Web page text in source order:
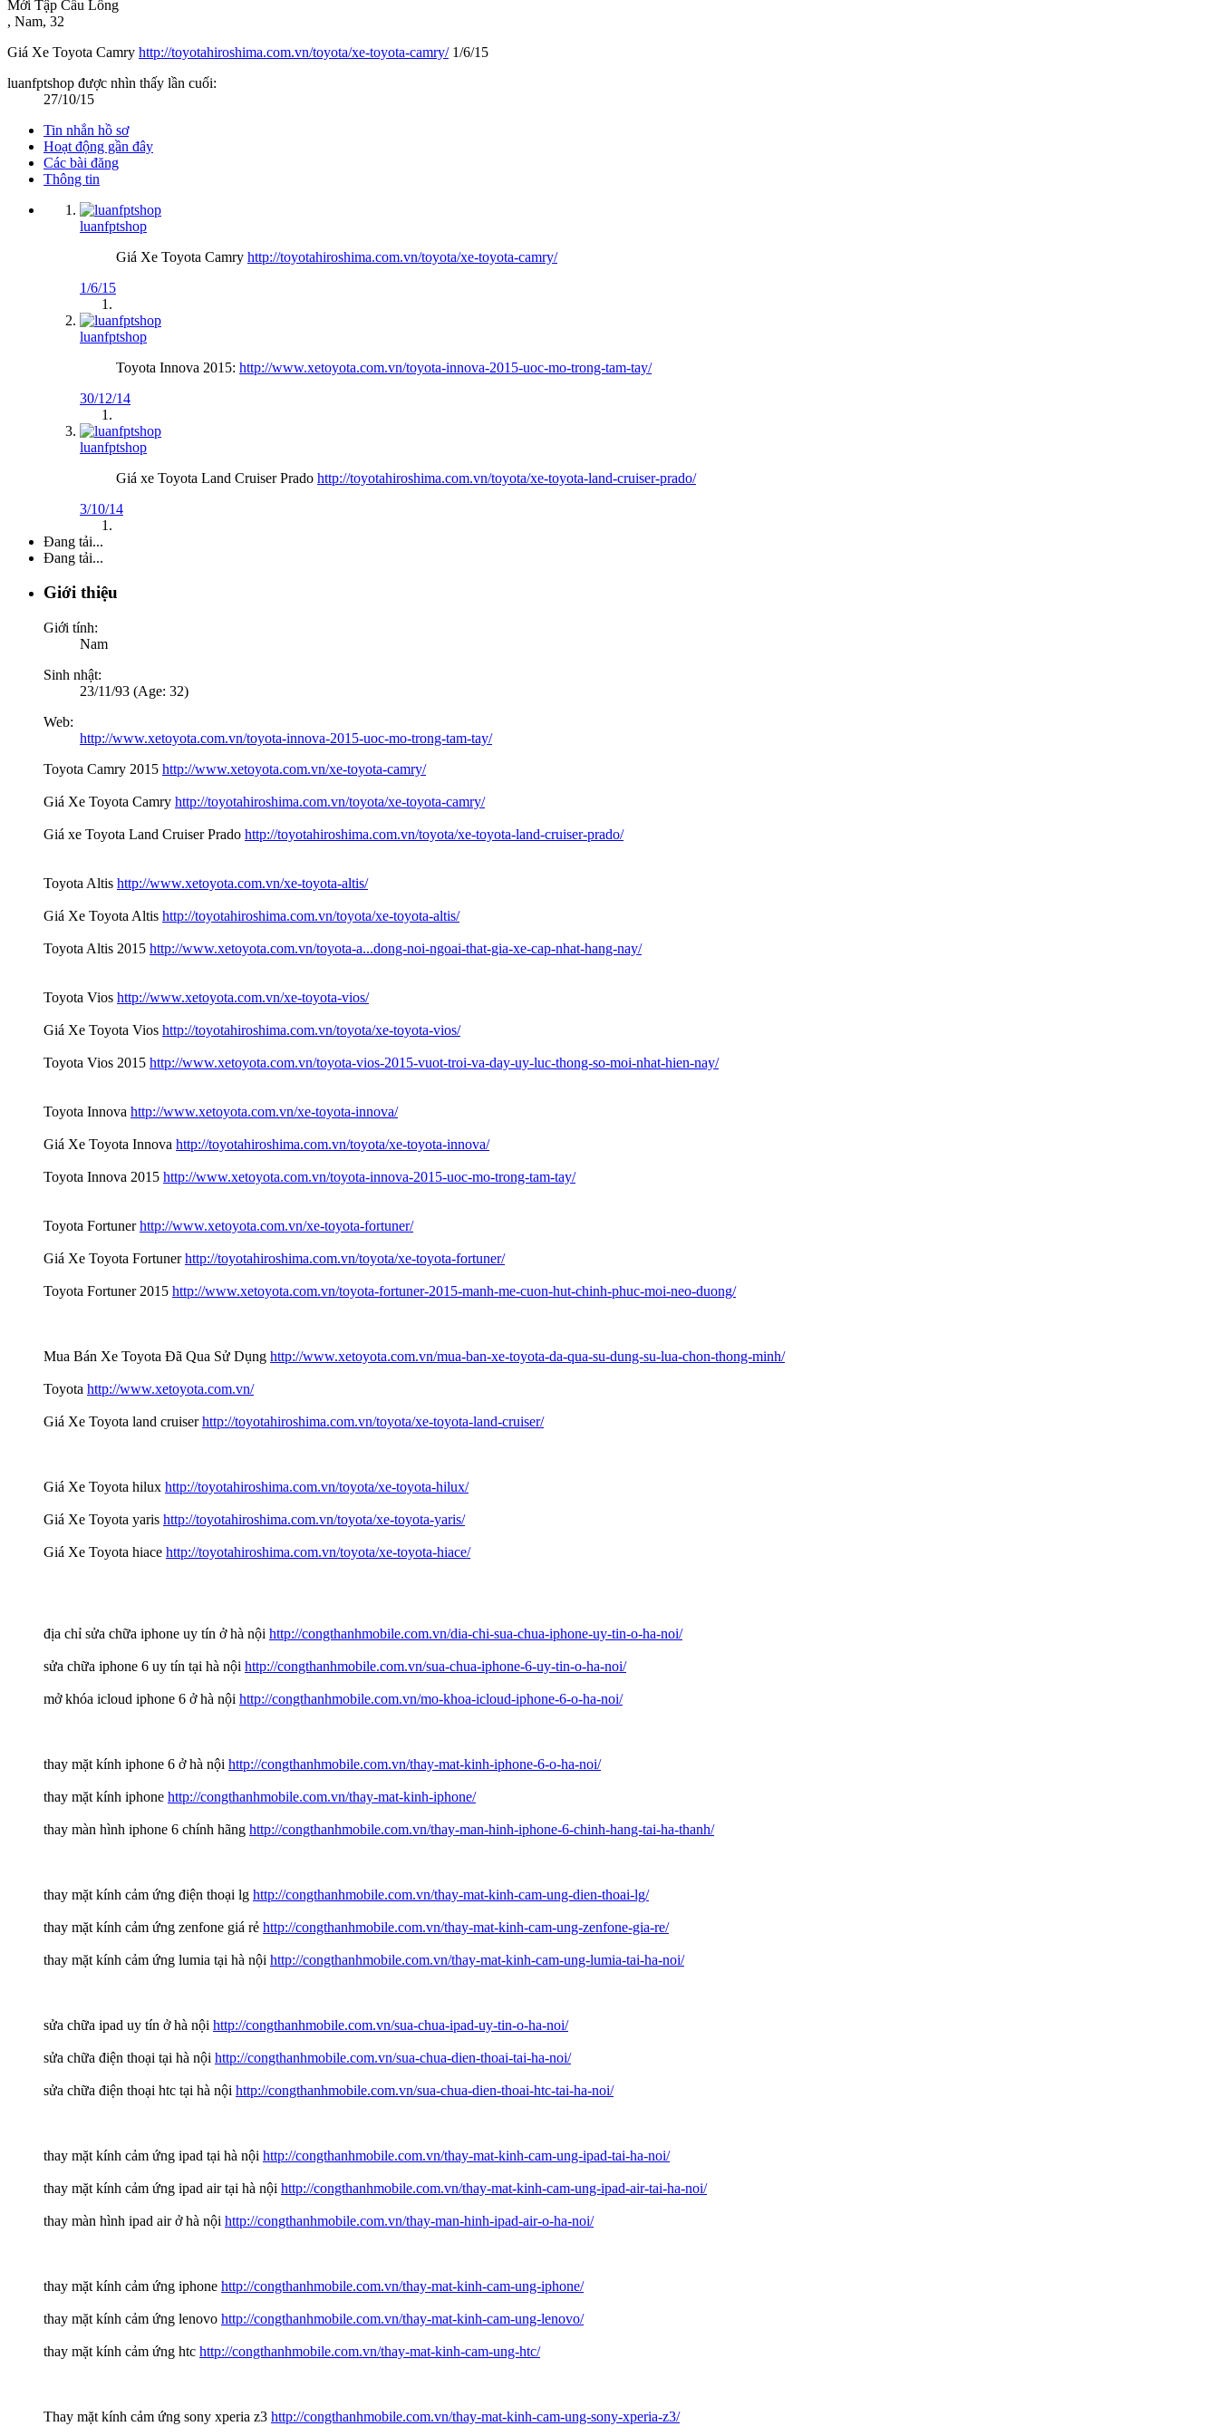
Mới Tập Cầu Lông
, Nam, 32
Giá Xe Toyota Camry http://toyotahiroshima.com.vn/toyota/xe-toyota-camry/ 1/6/15
luanfptshop được nhìn thấy lần cuối:
27/10/15
Tin nhắn hồ sơ
Hoạt động gần đây
Các bài đăng
Thông tin
luanfptshop
Giá Xe Toyota Camry http://toyotahiroshima.com.vn/toyota/xe-toyota-camry/
1/6/15
luanfptshop
Toyota Innova 2015: http://www.xetoyota.com.vn/toyota-innova-2015-uoc-mo-trong-tam-tay/
30/12/14
luanfptshop
Giá xe Toyota Land Cruiser Prado http://toyotahiroshima.com.vn/toyota/xe-toyota-land-cruiser-prado/
3/10/14
Đang tải...
Đang tải...
Giới thiệu
Giới tính:
Nam
Sinh nhật:
23/11/93 (Age: 32)
Web:
http://www.xetoyota.com.vn/toyota-innova-2015-uoc-mo-trong-tam-tay/
Toyota Camry 2015 http://www.xetoyota.com.vn/xe-toyota-camry/
Giá Xe Toyota Camry http://toyotahiroshima.com.vn/toyota/xe-toyota-camry/
Giá xe Toyota Land Cruiser Prado http://toyotahiroshima.com.vn/toyota/xe-toyota-land-cruiser-prado/
Toyota Altis http://www.xetoyota.com.vn/xe-toyota-altis/
Giá Xe Toyota Altis http://toyotahiroshima.com.vn/toyota/xe-toyota-altis/
Toyota Altis 2015 http://www.xetoyota.com.vn/toyota-a...dong-noi-ngoai-that-gia-xe-cap-nhat-hang-nay/
Toyota Vios http://www.xetoyota.com.vn/xe-toyota-vios/
Giá Xe Toyota Vios http://toyotahiroshima.com.vn/toyota/xe-toyota-vios/
Toyota Vios 2015 http://www.xetoyota.com.vn/toyota-vios-2015-vuot-troi-va-day-uy-luc-thong-so-moi-nhat-hien-nay/
Toyota Innova http://www.xetoyota.com.vn/xe-toyota-innova/
Giá Xe Toyota Innova http://toyotahiroshima.com.vn/toyota/xe-toyota-innova/
Toyota Innova 2015 http://www.xetoyota.com.vn/toyota-innova-2015-uoc-mo-trong-tam-tay/
Toyota Fortunerhttp://www.xetoyota.com.vn/xe-toyota-fortuner/
Giá Xe Toyota Fortunerhttp://toyotahiroshima.com.vn/toyota/xe-toyota-fortuner/
Toyota Fortuner 2015 http://www.xetoyota.com.vn/toyota-fortuner-2015-manh-me-cuon-hut-chinh-phuc-moi-neo-duong/
Mua Bán Xe Toyota Đã Qua Sử Dụng http://www.xetoyota.com.vn/mua-ban-xe-toyota-da-qua-su-dung-su-lua-chon-thong-minh/
Toyota http://www.xetoyota.com.vn/
Giá Xe Toyota land cruiserhttp://toyotahiroshima.com.vn/toyota/xe-toyota-land-cruiser/
Giá Xe Toyota hilux http://toyotahiroshima.com.vn/toyota/xe-toyota-hilux/
Giá Xe Toyota yaris http://toyotahiroshima.com.vn/toyota/xe-toyota-yaris/
Giá Xe Toyota hiace http://toyotahiroshima.com.vn/toyota/xe-toyota-hiace/
địa chỉ sửa chữa iphone uy tín ở hà nội http://congthanhmobile.com.vn/dia-chi-sua-chua-iphone-uy-tin-o-ha-noi/
sửa chữa iphone 6 uy tín tại hà nội http://congthanhmobile.com.vn/sua-chua-iphone-6-uy-tin-o-ha-noi/
mở khóa icloud iphone 6 ở hà nội http://congthanhmobile.com.vn/mo-khoa-icloud-iphone-6-o-ha-noi/
thay mặt kính iphone 6 ở hà nội http://congthanhmobile.com.vn/thay-mat-kinh-iphone-6-o-ha-noi/
thay mặt kính iphone http://congthanhmobile.com.vn/thay-mat-kinh-iphone/
thay màn hình iphone 6 chính hãng http://congthanhmobile.com.vn/thay-man-hinh-iphone-6-chinh-hang-tai-ha-thanh/
thay mặt kính cảm ứng điện thoại lg http://congthanhmobile.com.vn/thay-mat-kinh-cam-ung-dien-thoai-lg/
thay mặt kính cảm ứng zenfone giá rẻ http://congthanhmobile.com.vn/thay-mat-kinh-cam-ung-zenfone-gia-re/
thay mặt kính cảm ứng lumia tại hà nội http://congthanhmobile.com.vn/thay-mat-kinh-cam-ung-lumia-tai-ha-noi/
sửa chữa ipad uy tín ở hà nội http://congthanhmobile.com.vn/sua-chua-ipad-uy-tin-o-ha-noi/
sửa chữa điện thoại tại hà nội http://congthanhmobile.com.vn/sua-chua-dien-thoai-tai-ha-noi/
sửa chữa điện thoại htc tại hà nội http://congthanhmobile.com.vn/sua-chua-dien-thoai-htc-tai-ha-noi/
thay mặt kính cảm ứng ipad tại hà nội http://congthanhmobile.com.vn/thay-mat-kinh-cam-ung-ipad-tai-ha-noi/
thay mặt kính cảm ứng ipad air tại hà nội http://congthanhmobile.com.vn/thay-mat-kinh-cam-ung-ipad-air-tai-ha-noi/
thay màn hình ipad air ở hà nội http://congthanhmobile.com.vn/thay-man-hinh-ipad-air-o-ha-noi/
thay mặt kính cảm ứng iphone http://congthanhmobile.com.vn/thay-mat-kinh-cam-ung-iphone/
thay mặt kính cảm ứng lenovo http://congthanhmobile.com.vn/thay-mat-kinh-cam-ung-lenovo/
thay mặt kính cảm ứng htc http://congthanhmobile.com.vn/thay-mat-kinh-cam-ung-htc/
Thay mặt kính cảm ứng sony xperia z3 http://congthanhmobile.com.vn/thay-mat-kinh-cam-ung-sony-xperia-z3/